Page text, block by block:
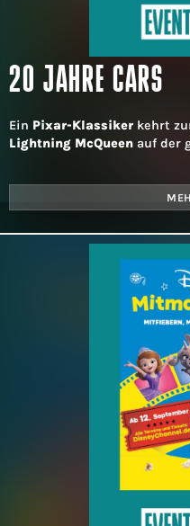
20 JAHRE CARS
Ein Pixar-Klassiker kehrt
Lightning McQueen auf der